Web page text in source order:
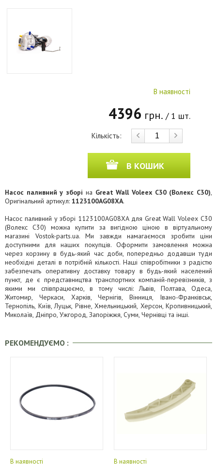
В наявності
4396 грн. / 1 шт.
Кількість:
В КОШИК
Насос паливний у зборі на Great Wall Voleex C30 (Волекс C30),
Оригінальний артикул: 1123100AG08XA.
Насос паливний у зборі 1123100AG08XA для Great Wall Voleex C30
(Волекс C30) можна купити за вигідною ціною в віртуальному
магазині Vostok-parts.ua. Ми завжди намагаємося зробити ціни
доступними для наших покупців. Оформити замовлення можна
через корзину в будь-який час доби, попередньо додавши туди
необхідні деталі в потрібній кількості. Наші співробітники з радістю
забезпечать оперативну доставку товару в будь-який населений
пункт, де є представництва транспортних компаній-перевізників, з
якими ми співпрацюємо, в тому числі: Львів, Полтава, Одеса,
Житомир, Черкаси, Харків, Чернігів, Вінниця, Івано-Франківськ,
Тернопіль, Київ, Луцьк, Рівне, Хмельницький, Херсон, Кропивницький,
Миколаїв, Дніпро, Ужгород, Запоріжжя, Суми, Чернівці та інші.
РЕКОМЕНДУЄМО :
В наявності В наявності